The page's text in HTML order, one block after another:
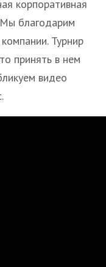
корпоративная
благодарим
Турнир
принять в нем
видео